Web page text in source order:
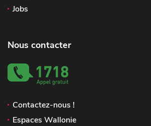
Jobs
Nous contacter
Contactez-nous !
Espaces Wallonie